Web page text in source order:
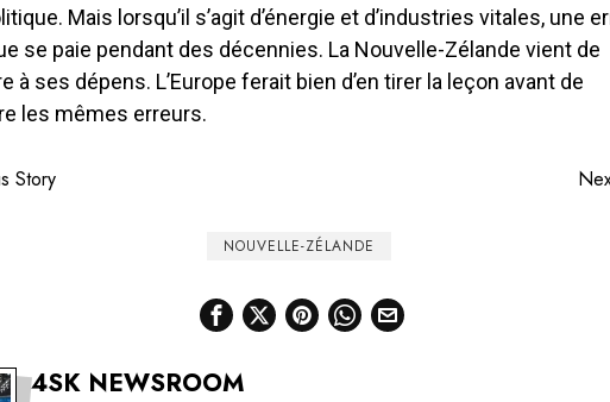
Mais lorsqu’il s’agit d’énergie et d’industries vitales, une
se paie pendant des décennies. La Nouvelle-Zélande vient de
à ses dépens. L’Europe ferait bien d’en tirer la leçon avant de
les mêmes erreurs.
Story
NOUVELLE-ZÉLANDE
4SK NEWSROOM